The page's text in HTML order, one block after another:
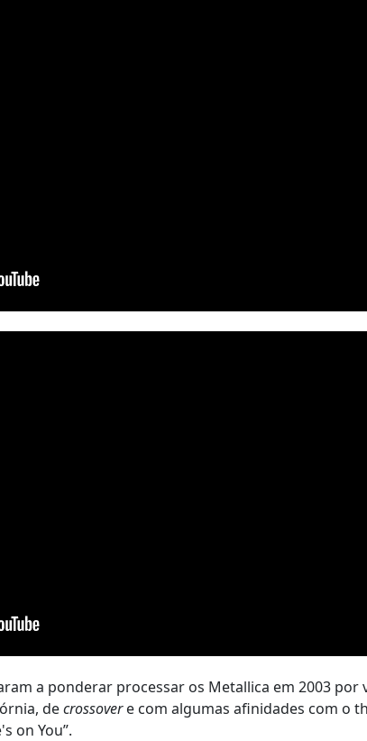
a ponderar processar os Metallica em 2003 por
decrossovere com algumas afinidades com o
on You”.